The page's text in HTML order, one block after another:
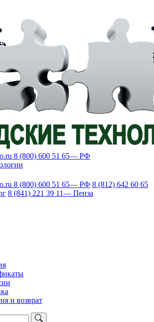
8 (800) 600 51 65— РФ
8 (800) 600 51 65— РФ 8 (812) 642 60 65
8 (841) 221 39 11— Пенза
и возврат